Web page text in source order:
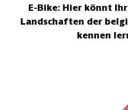
E-Bike: Hier könnt
Landschaften der
kennen